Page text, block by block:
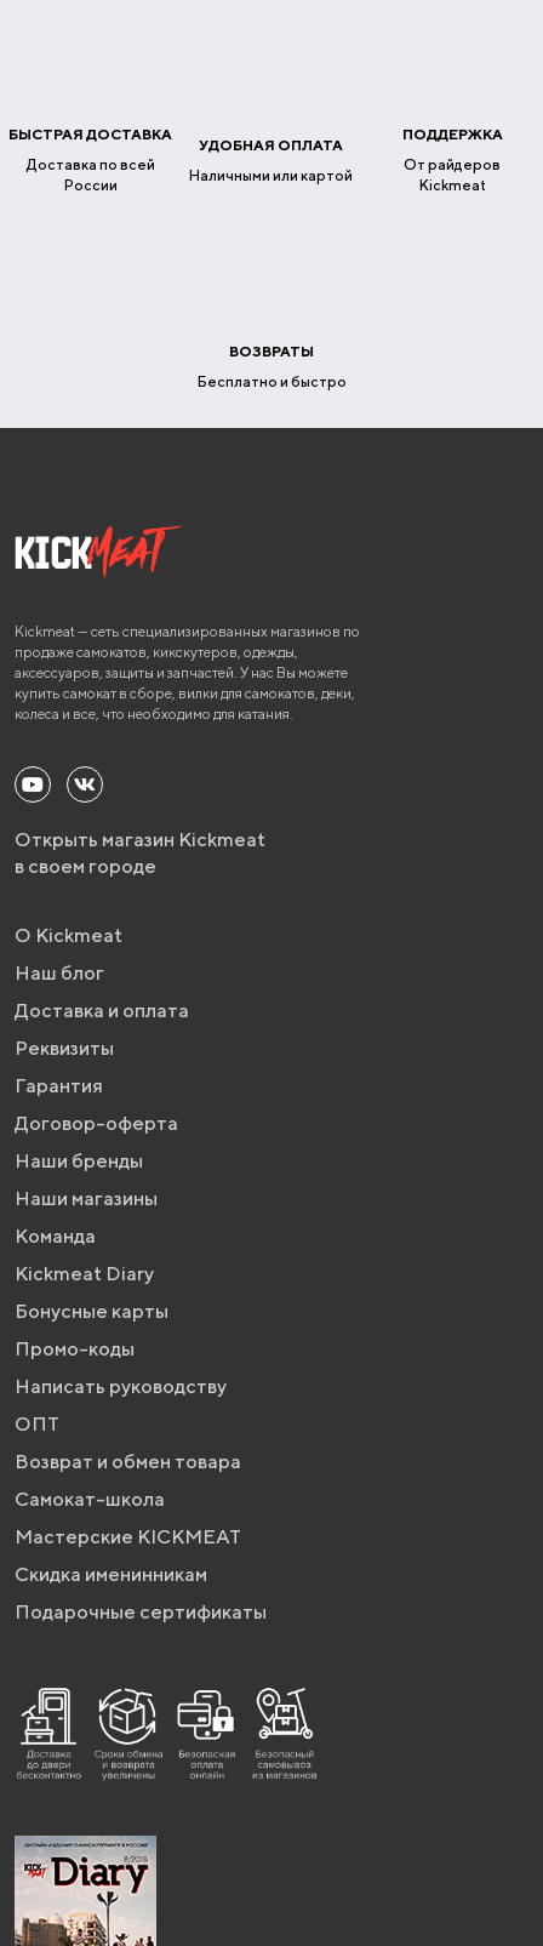
БЫСТРАЯ ДОСТАВКА
Доставка по всей
России
УДОБНАЯ ОПЛАТА
Наличными или картой
ПОДДЕРЖКА
От райдеров
Kickmeat
ВОЗВРАТЫ
Бесплатно и быстро
Kickmeat — сеть специализированных магазинов по
продаже самокатов, кикскутеров, одежды,
аксессуаров, защиты и запчастей. У нас Вы можете
купить самокат в сборе, вилки для самокатов, деки,
колеса и все, что необходимо для катания.
Открыть магазин Kickmeat
в своем городе
О Kickmeat
Наш блог
Доставка и оплата
Реквизиты
Гарантия
Договор-оферта
Наши бренды
Наши магазины
Команда
Kickmeat Diary
Бонусные карты
Промо-коды
Написать руководству
ОПТ
Возврат и обмен товара
Самокат-школа
Мастерские KICKMEAT
Скидка именинникам
Подарочные сертификаты